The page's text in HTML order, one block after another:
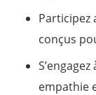
Participez
conçus
empathie